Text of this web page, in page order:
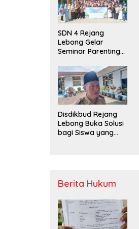
SDN 4 Rejang
Lebong Gelar
Seminar Parenting
Bullying,
Kadisdikbud: Patut
Jadi Contoh
Disdikbud Rejang
Lebong Buka Solusi
bagi Siswa yang
Berita Hukum